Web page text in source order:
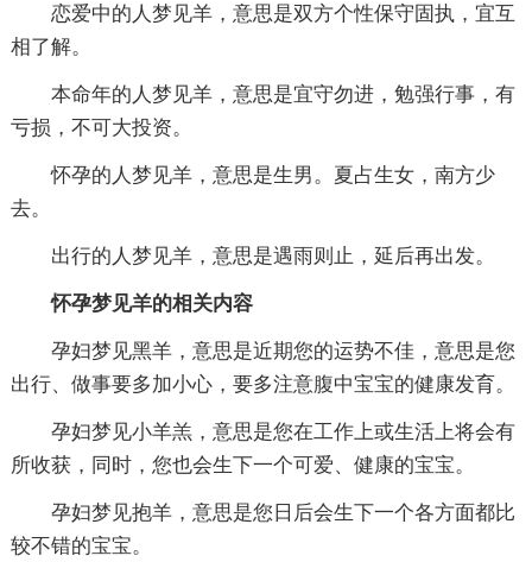
恋爱中的人梦见羊，意思是双方个性保守固执，宜互
相了解。
本命年的人梦见羊，意思是宜守勿进，勉强行事，有
亏损，不可大投资。
怀孕的人梦见羊，意思是生男。夏占生女，南方少
去。
出行的人梦见羊，意思是遇雨则止，延后再出发。
怀孕梦见羊的相关内容
孕妇梦见黑羊，意思是近期您的运势不佳，意思是您
出行、做事要多加小心，要多注意腹中宝宝的健康发育。
孕妇梦见小羊羔，意思是您在工作上或生活上将会有
所收获，同时，您也会生下一个可爱、健康的宝宝。
孕妇梦见抱羊，意思是您日后会生下一个各方面都比
较不错的宝宝。